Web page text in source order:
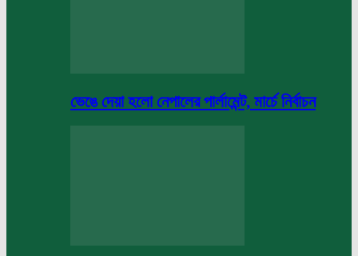
ভেঙে দেয়া হলো নেপালের পার্লামেন্ট, মার্চে নির্বাচন